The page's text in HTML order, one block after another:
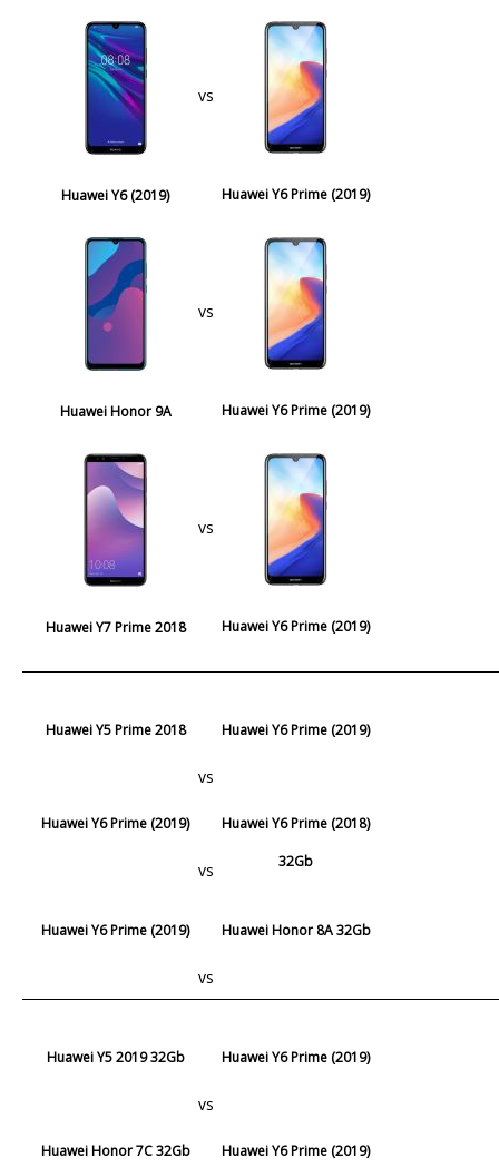
Huawei Y6 (2019)
vs
Huawei Y6 Prime (2019)
Huawei Honor 9A
vs
Huawei Y6 Prime (2019)
Huawei Y7 Prime 2018
vs
Huawei Y6 Prime (2019)
Huawei Y5 Prime 2018
vs
Huawei Y6 Prime (2019)
Huawei Y6 Prime (2019)
vs
Huawei Y6 Prime (2018)
32Gb
Huawei Y6 Prime (2019)
vs
Huawei Honor 8A 32Gb
Huawei Y5 2019 32Gb
vs
Huawei Y6 Prime (2019)
Huawei Honor 7C 32Gb Huawei Y6 Prime (2019)